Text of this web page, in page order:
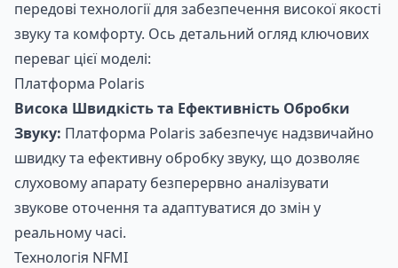
передові технології для забезпечення високої якості
звуку та комфорту. Ось детальний огляд ключових
переваг цієї моделі:
Платформа Polaris
Висока Швидкість та Ефективність Обробки
Звуку: Платформа Polaris забезпечує надзвичайно
швидку та ефективну обробку звуку, що дозволяє
слуховому апарату безперервно аналізувати
звукове оточення та адаптуватися до змін у
реальному часі.
Технологія NFMI